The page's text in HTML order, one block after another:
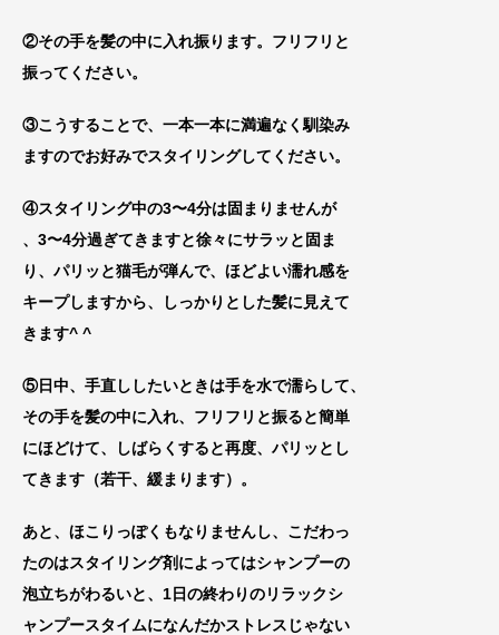
②その手を髪の中に入れ振ります。フリフリと
振ってください。
③こうすることで、一本一本に満遍なく馴染み
ますのでお好みでスタイリングしてください。
④スタイリング中の3〜4分は固まりませんが
、3〜4分過ぎてきますと徐々にサラッと固ま
り、パリッと猫毛が弾んで、ほどよい濡れ感を
キープしますから、しっかりとした髪に見えて
きます^ ^
⑤日中、手直ししたいときは手を水で濡らして、
その手を髪の中に入れ、フリフリと振ると簡単
にほどけて、しばらくすると再度、パリッとし
てきます（若干、緩まります）。
あと、ほこりっぽくもなりませんし、こだわっ
たのはスタイリング剤によってはシャンプーの
泡立ちがわるいと、1日の終わりのリラックシ
ャンプースタイムになんだかストレスじゃない